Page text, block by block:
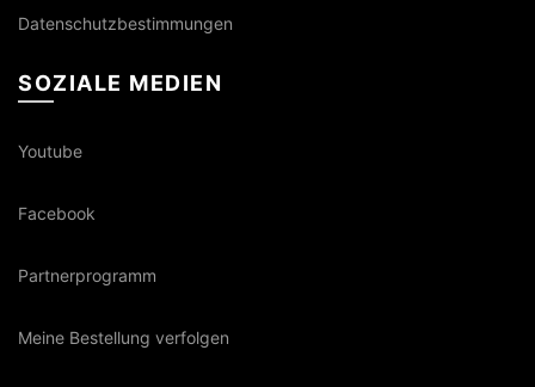
Datenschutzbestimmungen
SOZIALE MEDIEN
Youtube
Facebook
Partnerprogramm
Meine Bestellung verfolgen